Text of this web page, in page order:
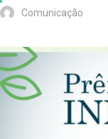
Comunicação